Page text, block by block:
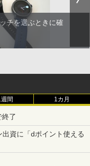
チを選ぶときに確
週間 1カ月
了
資に「dポイント使える